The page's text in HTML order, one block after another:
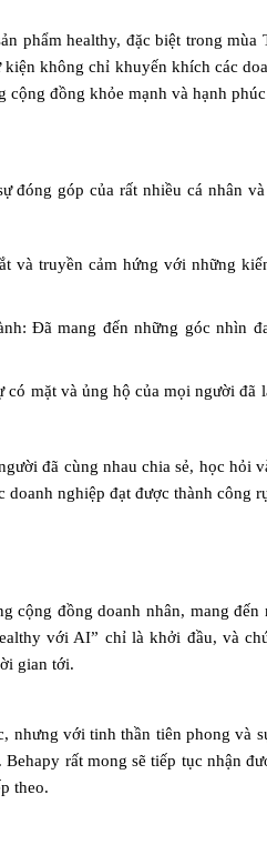
phẩm healthy, đặc biệt trong
không chỉ khuyến khích các
cộng đồng khỏe mạnh và hạnh
đóng góp của rất nhiều cá nhân
và truyền cảm hứng với những
Đã mang đến những góc nhìn
có mặt và ủng hộ của mọi người
đã cùng nhau chia sẻ, học hỏi
doanh nghiệp đạt được thành công
cộng đồng doanh nhân, mang
với AI” chỉ là khởi đầu, và
gian tới.
nhưng với tinh thần tiên phong và
rất mong sẽ tiếp tục nhận
theo.